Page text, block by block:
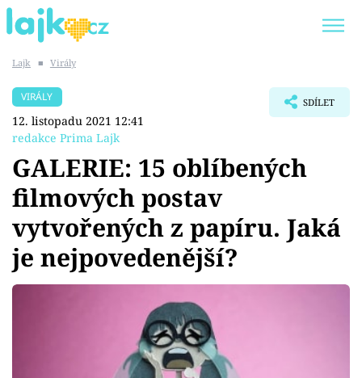
SHOPAHOLICADEL
Témata
Showbyznys
Youtubeři
Sex a vztahy
Lajk ■ Virály
VIRÁLY
12. listopadu 2021 12:41
redakce Prima Lajk
SDÍLET
GALERIE: 15 oblíbených
filmových postav
vytvořených z papíru. Jaká
je nejpovedenější?